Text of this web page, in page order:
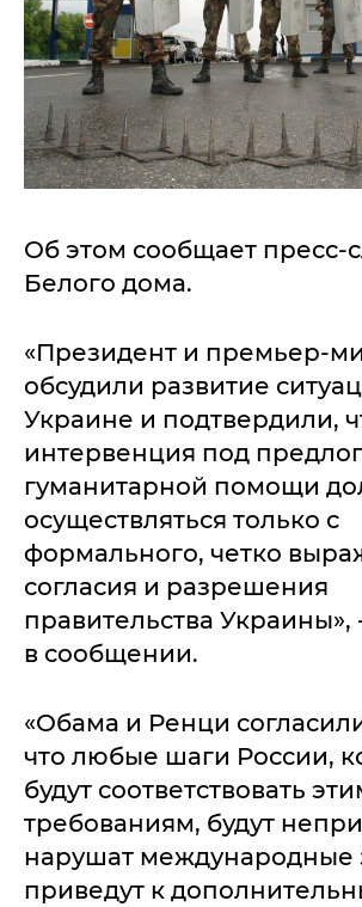
Об этом сообщает пресс-
Белого дома.
«Президент и премьер-
обсудили развитие
Украине и подтвердили,
интервенция под
гуманитарной помощи
осуществляться только с
формального, четко
согласия и разрешения
правительства Украины»,
в сообщении.
«Обама и Ренци
что любые шаги России,
будут соответствовать
требованиям, будут
нарушат международные
приведут к